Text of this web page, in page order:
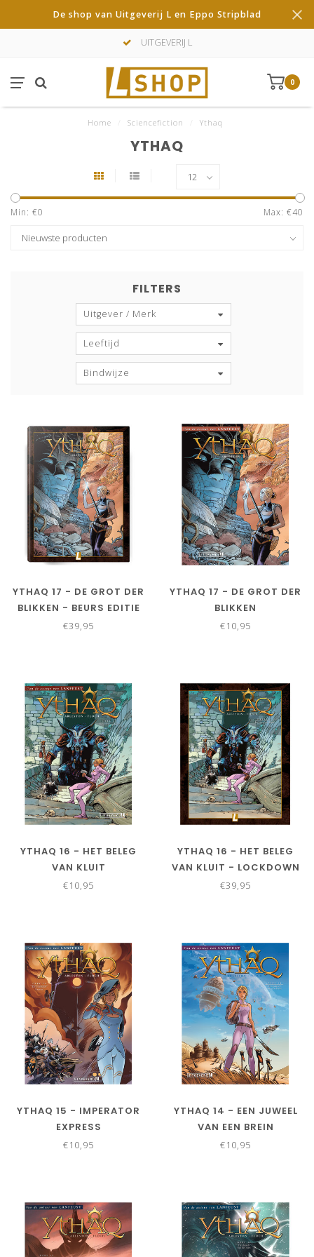
De shop van Uitgeverij L en Eppo Stripblad
UITGEVERIJ L
0
Home Sciencefiction Ythaq
YTHAQ
Min: €0 Max: €40
FILTERS
Uitgever / Merk
Leeftijd
Bindwijze
YTHAQ 17 - DE GROT DER
BLIKKEN - BEURS EDITIE
€39,95
YTHAQ 17 - DE GROT DER
BLIKKEN
€10,95
YTHAQ 16 - HET BELEG
VAN KLUIT
€10,95
YTHAQ 16 - HET BELEG
VAN KLUIT - LOCKDOWN
€39,95
YTHAQ 15 - IMPERATOR
EXPRESS
€10,95
YTHAQ 14 - EEN JUWEEL
VAN EEN BREIN
€10,95